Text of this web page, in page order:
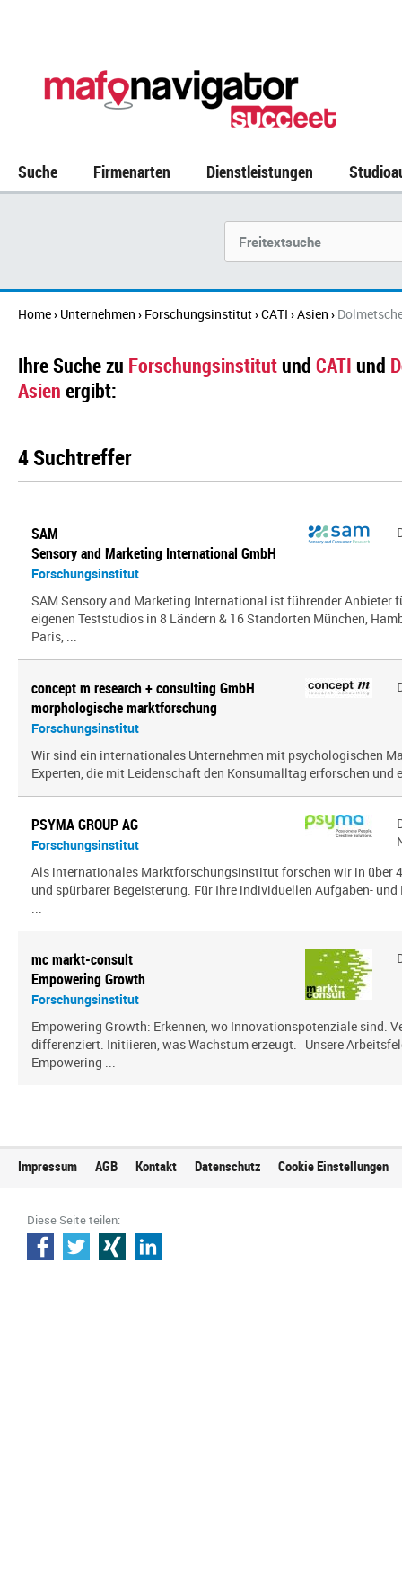
Suche Firmenarten Dienstleistungen
Home› Unternehmen › Forschungsinstitut›CATI ›Asien ›
Ihre Suche zu Forschungsinstitutund CATI und
Asien ergibt:
4 Suchtreffer
SAM
Sensory and Marketing International GmbH
Forschungsinstitut
SAM Sensory and Marketing International ist führender Anbieter
eigenen Teststudios in 8 Ländern & 16 Standorten München,
Paris, ...
concept m research + consulting GmbH
morphologische marktforschung
Forschungsinstitut
Wir sind ein inter­na­tio­nales Unternehmen mit psy­cho­lo­gi­schen
Experten, die mit Leidenschaft den Konsumalltag erfor­schen und
PSYMA GROUP AG
Forschungsinstitut
Als internationales Marktforschungsinstitut forschen wir in über
und spürbarer Begeisterung. Für Ihre individuellen Aufgaben-
...
mc markt-consult
Empowering Growth
Forschungsinstitut
Empowering Growth: Erkennen, wo Innovationspotenziale sind.
differenziert. Initiieren, was Wachstum erzeugt. Unsere
Empowering ...
Impressum AGB Kontakt Datenschutz Cookie Einstellungen
Diese Seite teilen: